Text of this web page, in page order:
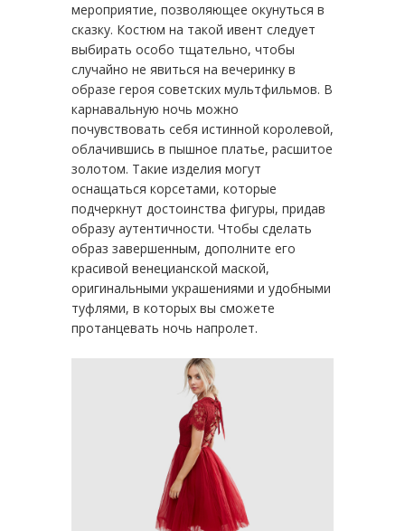
мероприятие, позволяющее окунуться в
сказку. Костюм на такой ивент следует
выбирать особо тщательно, чтобы
случайно не явиться на вечеринку в
образе героя советских мультфильмов. В
карнавальную ночь можно
почувствовать себя истинной королевой,
облачившись в пышное платье, расшитое
золотом. Такие изделия могут
оснащаться корсетами, которые
подчеркнут достоинства фигуры, придав
образу аутентичности. Чтобы сделать
образ завершенным, дополните его
красивой венецианской маской,
оригинальными украшениями и удобными
туфлями, в которых вы сможете
протанцевать ночь напролет.